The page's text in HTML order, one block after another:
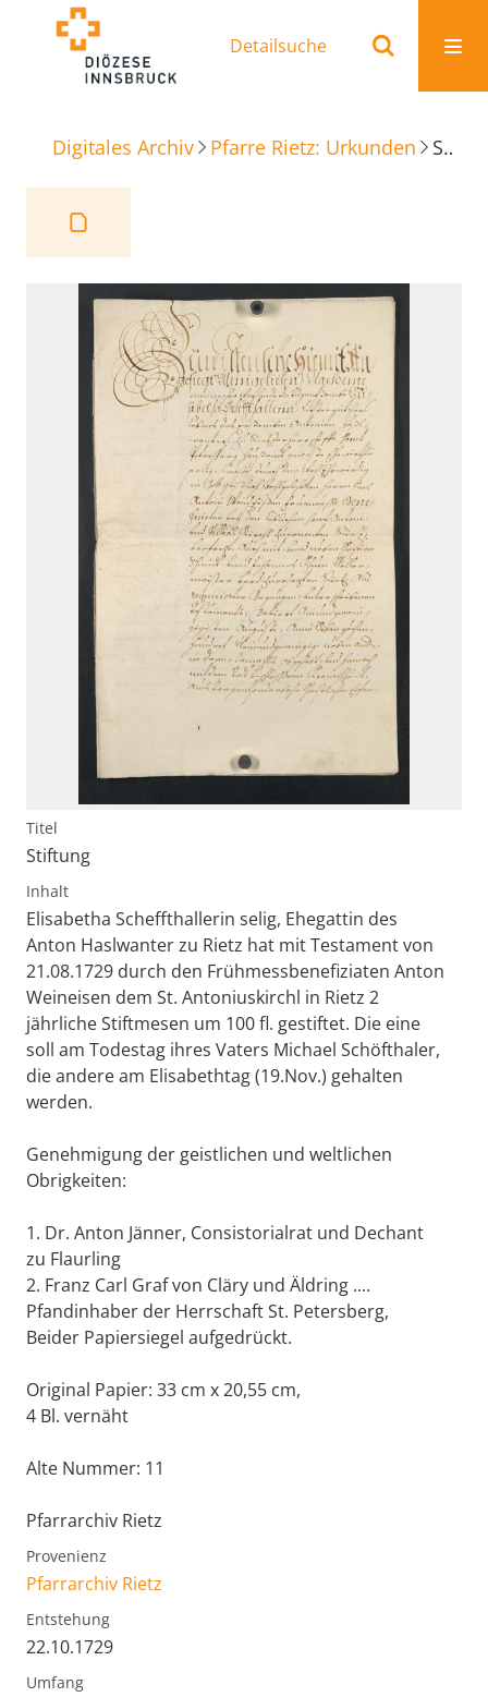
Detailsuche
Digitales Archiv Pfarre Rietz: Urkunden Stiftung
Titel
Stiftung
Inhalt
Elisabetha Scheffthallerin selig, Ehegattin des
Anton Haslwanter zu Rietz hat mit Testament von
21.08.1729 durch den Frühmessbenefiziaten Anton
Weineisen dem St. Antoniuskirchl in Rietz 2
jährliche Stiftmesen um 100 fl. gestiftet. Die eine
soll am Todestag ihres Vaters Michael Schöfthaler,
die andere am Elisabethtag (19.Nov.) gehalten
werden.
Genehmigung der geistlichen und weltlichen
Obrigkeiten:
1. Dr. Anton Jänner, Consistorialrat und Dechant
zu Flaurling
2. Franz Carl Graf von Cläry und Äldring ....
Pfandinhaber der Herrschaft St. Petersberg,
Beider Papiersiegel aufgedrückt.
Original Papier: 33 cm x 20,55 cm,
4 Bl. vernäht
Alte Nummer: 11
Pfarrarchiv Rietz
Provenienz
Pfarrarchiv Rietz
Entstehung
22.10.1729
Umfang